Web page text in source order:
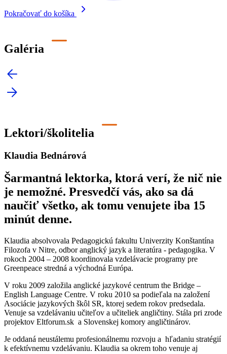
Pokračovať do košíka
Galéria
Lektori/školitelia
Klaudia Bednárová
Šarmantná lektorka, ktorá verí, že nič nie
je nemožné. Presvedčí vás, ako sa dá
naučiť všetko, ak tomu venujete iba 15
minút denne.
Klaudia absolvovala Pedagogickú fakultu Univerzity Konštantína
Filozofa v Nitre, odbor anglický jazyk a literatúra - pedagogika. V
rokoch 2004 – 2008 koordinovala vzdelávacie programy pre
Greenpeace stredná a východná Európa.
V roku 2009 založila anglické jazykové centrum the Bridge –
English Language Centre. V roku 2010 sa podieľala na založení
Asociácie jazykových škôl SR, ktorej sedem rokov predsedala.
Venuje sa vzdelávaniu učiteľov a učiteliek angličtiny. Stála pri zrode
projektov Eltforum.sk a Slovenskej komory angličtinárov.
Je oddaná neustálemu profesionálnemu rozvoju a hľadaniu stratégií
k efektívnemu vzdelávaniu. Klaudia sa okrem toho venuje aj